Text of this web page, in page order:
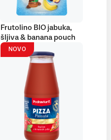
Frutolino BIO jabuka,
šljiva & banana pouch
NOVO